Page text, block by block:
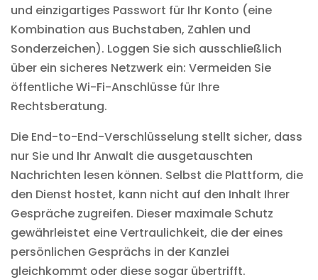
und einzigartiges Passwort für Ihr Konto (eine
Kombination aus Buchstaben, Zahlen und
Sonderzeichen). Loggen Sie sich ausschließlich
über ein sicheres Netzwerk ein: Vermeiden Sie
öffentliche Wi-Fi-Anschlüsse für Ihre
Rechtsberatung.
Die End-to-End-Verschlüsselung stellt sicher, dass
nur Sie und Ihr Anwalt die ausgetauschten
Nachrichten lesen können. Selbst die Plattform, die
den Dienst hostet, kann nicht auf den Inhalt Ihrer
Gespräche zugreifen. Dieser maximale Schutz
gewährleistet eine Vertraulichkeit, die der eines
persönlichen Gesprächs in der Kanzlei
gleichkommt oder diese sogar übertrifft.